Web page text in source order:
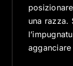
una razza.